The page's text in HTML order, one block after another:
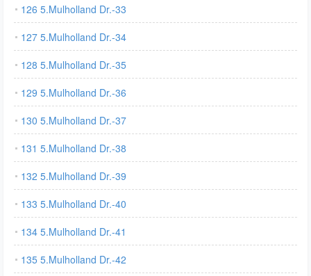
126 5.Mulholland Dr.-33
127 5.Mulholland Dr.-34
128 5.Mulholland Dr.-35
129 5.Mulholland Dr.-36
130 5.Mulholland Dr.-37
131 5.Mulholland Dr.-38
132 5.Mulholland Dr.-39
133 5.Mulholland Dr.-40
134 5.Mulholland Dr.-41
135 5.Mulholland Dr.-42